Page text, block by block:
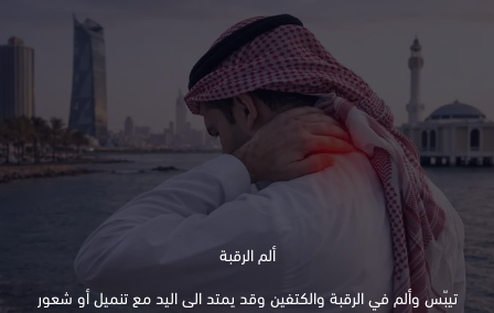
ألم الرقبة
تيبّس وألم في الرقبة والكتفين وقد يمتد الى اليد مع تنميل أو شعور